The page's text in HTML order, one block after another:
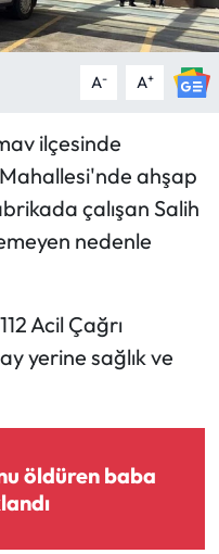
A- A+
ilçesinde
ahşap
çalışan Salih
nedenle
Acil Çağrı
yerine sağlık ve
öldüren baba